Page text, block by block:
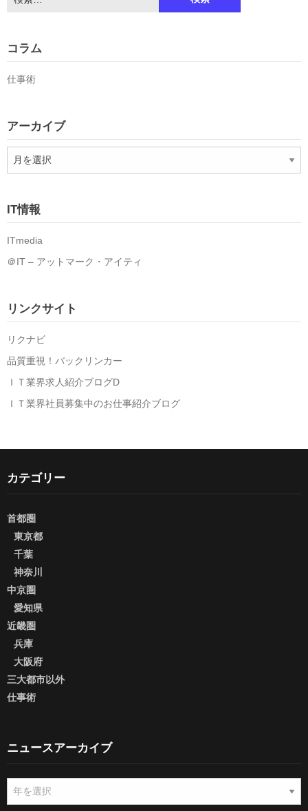
索:
コラム
仕事術
アーカイブ
ー
IT情報
ITmedia
＠IT – アットマーク・アイティ
リンクサイト
リクナビ
品質重視！バックリンカー
ＩＴ業界求人紹介ブログD
ＩＴ業界社員募集中のお仕事紹介ブログ
カテゴリー
首都圏
東京都
千葉
神奈川
中京圏
愛知県
近畿圏
兵庫
大阪府
三大都市以外
仕事術
ニュースアーカイブ